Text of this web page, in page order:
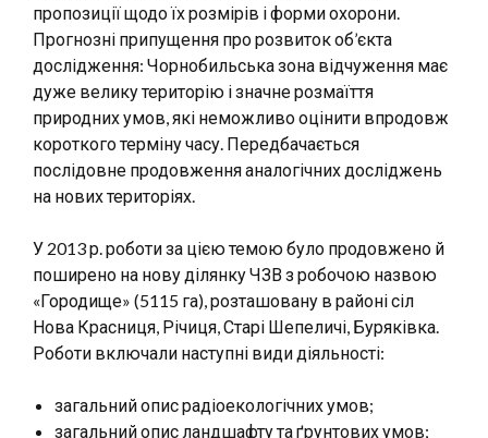
пропозиції щодо їх розмірів і форми охорони.
Прогнозні припущення про розвиток об’єкта
дослідження: Чорнобильська зона відчуження має
дуже велику територію і значне розмаїття
природних умов, які неможливо оцінити впродовж
короткого терміну часу. Передбачається
послідовне продовження аналогічних досліджень
на нових територіях.
У 2013 р. роботи за цією темою було продовжено й
поширено на нову ділянку ЧЗВ з робочою назвою
«Городище» (5115 га), розташовану в районі сіл
Нова Красниця, Річиця, Старі Шепеличі, Буряківка.
Роботи включали наступні види діяльності:
загальний опис радіоекологічних умов;
загальний опис ландшафту та ґрунтових умов;